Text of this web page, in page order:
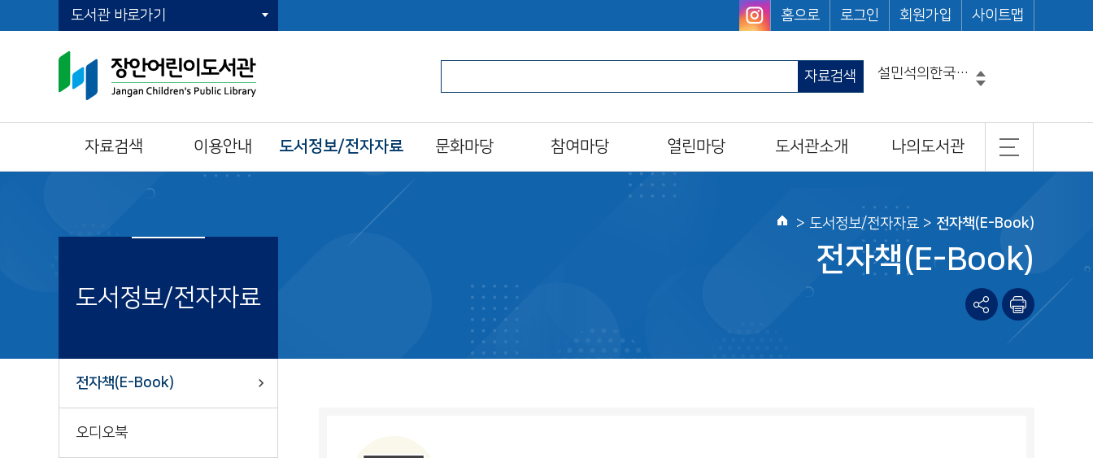
도서관 바로가기 홈으로 로그인 회원가입 사이트맵
자료검색
히가시노게이고
그리스로마신화
코믹메이플스토리수학도둑
손오공의한자대탐험마법천자문
설민석의한국사대모험
자료검색
신착자료검색
대출베스트
공공도서관 인기도
이용안내
자료이용방법
책이음회원전환
시설이용방법
책나래
도서정보/전자자료
전자잡지(E-Journal)
문화마당
오늘의 도서관
참여마당 열린마당
알립니다
도서관소개
조직 및 담당업무
나의도서관
도서이용정보
관심도서목록
나의신청정보
도서정보/전자자료
전자책(E-Book)
오디오북
홈
> 도서정보/전자자료 > 전자책(E-Book)
전자책(E-Book)